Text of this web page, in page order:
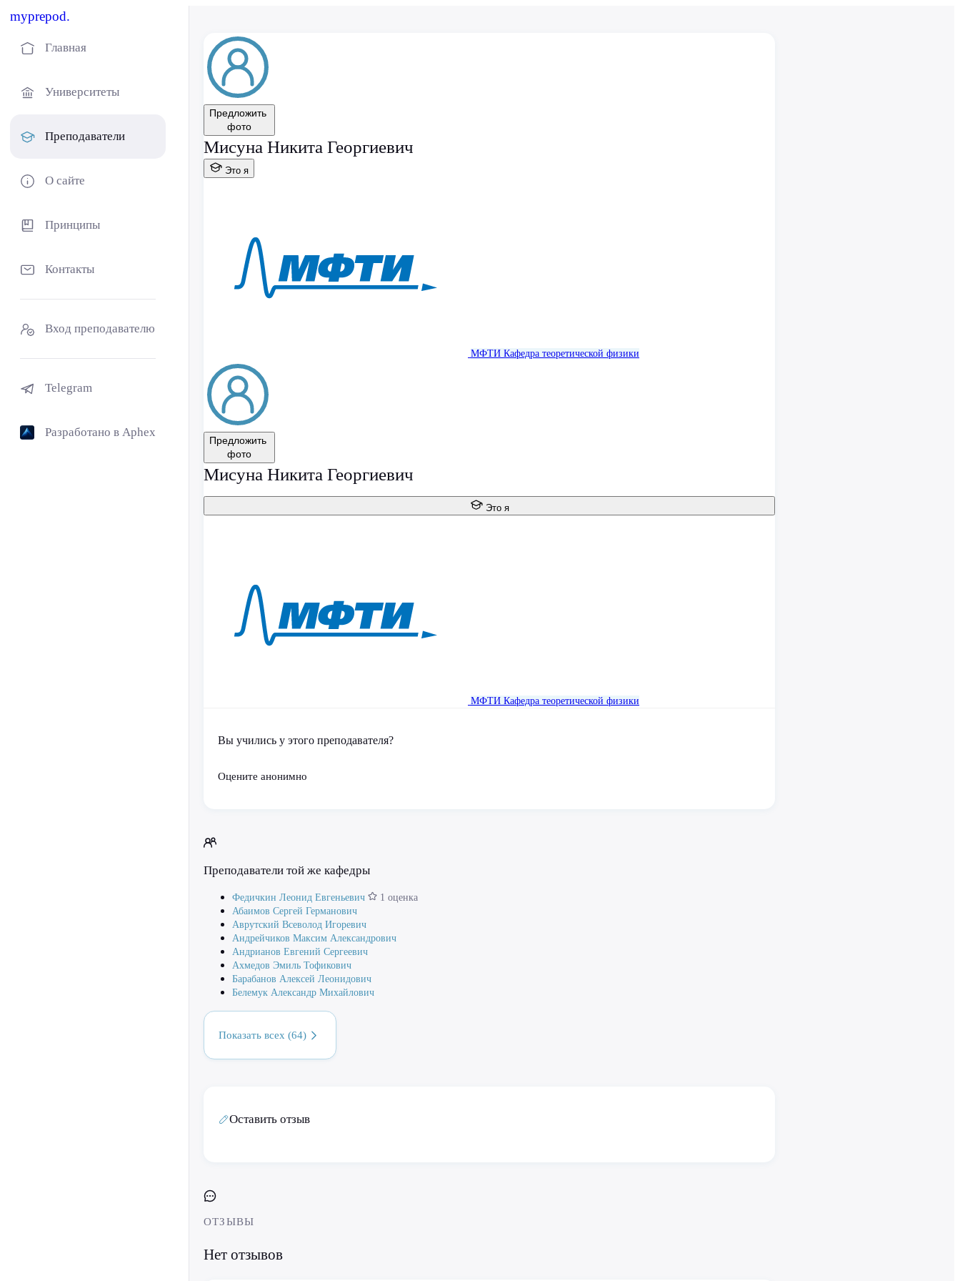
myprepod.
Главная
Университеты
Преподаватели
О сайте
Принципы
Контакты
Вход преподавателю
Telegram
Разработано в Aphex
Предложить
фото
Мисуна Никита Георгиевич
Это я
МФТИ Кафедра теоретической физики
Предложить
фото
Мисуна Никита Георгиевич
Это я
МФТИ Кафедра теоретической физики
Вы учились у этого преподавателя?
Оцените анонимно
Преподаватели той же кафедры
Федичкин Леонид Евгеньевич
1 оценка
Абаимов Сергей Германович
Аврутский Всеволод Игоревич
Андрейчиков Максим Александрович
Андрианов Евгений Сергеевич
Ахмедов Эмиль Тофикович
Барабанов Алексей Леонидович
Белемук Александр Михайлович
Показать всех (64)
Оставить отзыв
ОТЗЫВЫ
Нет отзывов